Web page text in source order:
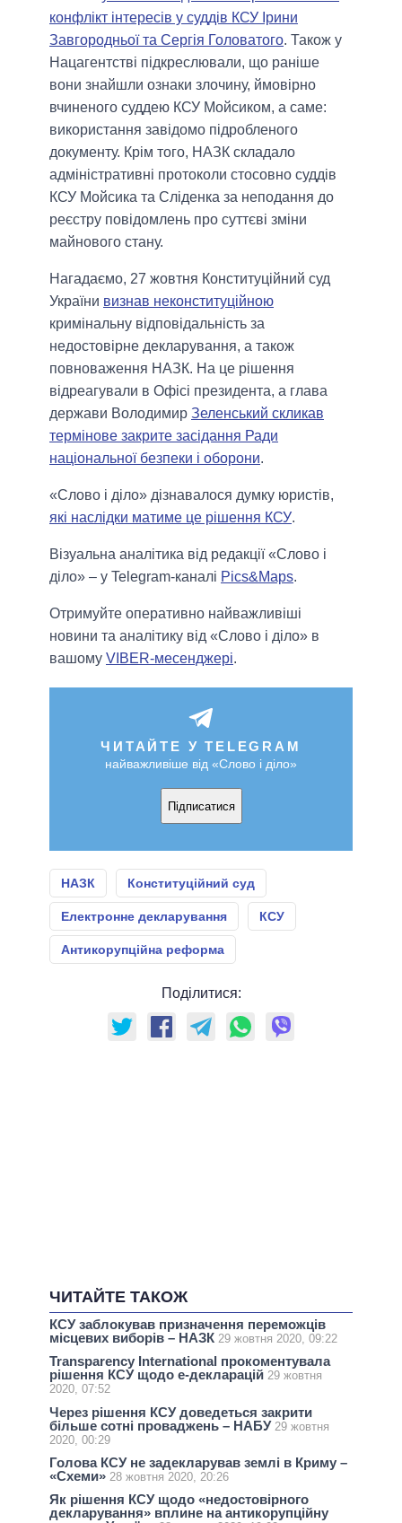
конфлікт інтересів у суддів КСУ Ірини
Завгородньої та Сергія Головатого. Також у
Нацагентстві підкреслювали, що раніше
вони знайшли ознаки злочину, ймовірно
вчиненого суддею КСУ Мойсиком, а саме:
використання завідомо підробленого
документу. Крім того, НАЗК складало
адміністративні протоколи стосовно суддів
КСУ Мойсика та Сліденка за неподання до
реєстру повідомлень про суттєві зміни
майнового стану.
Нагадаємо, 27 жовтня Конституційний суд
України визнав неконституційною
кримінальну відповідальність за
недостовірне декларування, а також
повноваження НАЗК. На це рішення
відреагували в Офісі президента, а глава
держави Володимир Зеленський скликав
термінове закрите засідання Ради
національної безпеки і оборони.
«Слово і діло» дізнавалося думку юристів,
які наслідки матиме це рішення КСУ.
Візуальна аналітика від редакції «Слово і
діло» – у Telegram-каналі Pics&Maps.
Отримуйте оперативно найважливіші
новини та аналітику від «Слово і діло» в
вашому VIBER-месенджері.
ЧИТАЙТЕ У TELEGRAM
найважливіше від «Слово і діло»
Підписатися
НАЗК Конституційний суд
Електронне декларування КСУ
Антикорупційна реформа
Поділитися:
ЧИТАЙТЕ ТАКОЖ
КСУ заблокував призначення переможців
місцевих виборів – НАЗК 29 жовтня 2020, 09:22
Transparency International прокоментувала
рішення КСУ щодо е-декларацій 29 жовтня
2020, 07:52
Через рішення КСУ доведеться закрити
більше сотні проваджень – НАБУ 29 жовтня
2020, 00:29
Голова КСУ не задекларував землі в Криму –
«Схеми» 28 жовтня 2020, 20:26
Як рішення КСУ щодо «недостовірного
декларування» вплине на антикорупційну